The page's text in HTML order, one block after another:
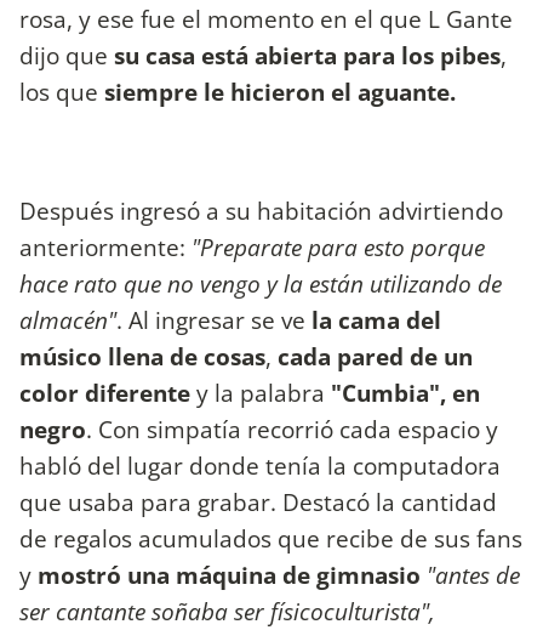
rosa, y ese fue el momento en el que L Gante
dijo que su casa está abierta para los pibes,
los que siempre le hicieron el aguante.
Después ingresó a su habitación advirtiendo
anteriormente: "Preparate para esto porque
hace rato que no vengo y la están utilizando de
almacén". Al ingresar se ve la cama del
músico llena de cosas, cada pared de un
color diferentey la palabra "Cumbia", en
negro. Con simpatía recorrió cada espacio y
habló del lugar donde tenía la computadora
que usaba para grabar. Destacó la cantidad
de regalos acumulados que recibe de sus fans
y mostró una máquina de gimnasio "antes de
ser cantante soñaba ser físicoculturista",